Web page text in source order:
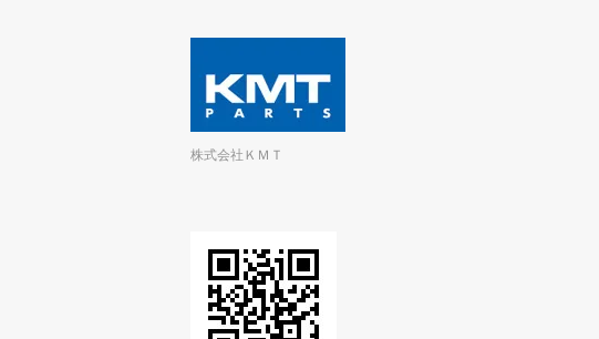
株式会社ＫＭＴ